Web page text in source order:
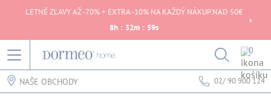
LETNÉ ZĽAVY AŽ -70% + EXTRA -10% NA KAŽDÝ NÁKUP NAD 50€
8h : 32m : 59s
0
NAŠE OBCHODY 02/ 90 900 124